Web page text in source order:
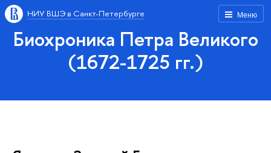
Меню
НИУ ВШЭ в Санкт-Петербурге
Биохроника Петра Великого
(1672-1725 гг.)